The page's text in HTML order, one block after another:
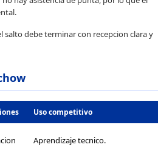
salto debe terminar con recepcion clara y
Uso competitivo
Aprendizaje tecnico.